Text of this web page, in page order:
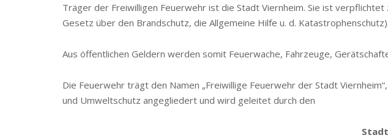
Träger der Freiwilligen Feuerwehr ist die Stadt Viernheim. Sie ist
Gesetz über den Brandschutz, die Allgemeine Hilfe u. d. Katastrophenschutz).
Aus öffentlichen Geldern werden somit Feuerwache, Fahrzeuge,
Die Feuerwehr trägt den Namen „Freiwillige Feuerwehr der Stadt
und Umweltschutz angegliedert und wird geleitet durch den